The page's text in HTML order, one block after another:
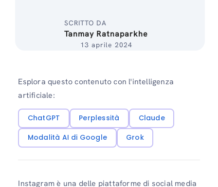
SCRITTO DA
Tanmay Ratnaparkhe
13 aprile 2024
Esplora questo contenuto con l'intelligenza
artificiale:
ChatGPT Perplessità
Claude
Modalità AI di Google
Grok
Instagram è una delle piattaforme di social media